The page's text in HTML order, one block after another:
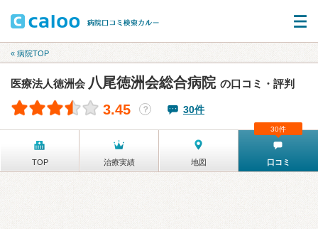
« 病院TOP
医療法人徳洲会 八尾徳洲会総合病院 の口コミ・評判
3.45 ？ 30件
TOP 治療実績 地図 口コミ
30件